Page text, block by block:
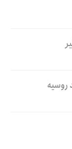
روسیه